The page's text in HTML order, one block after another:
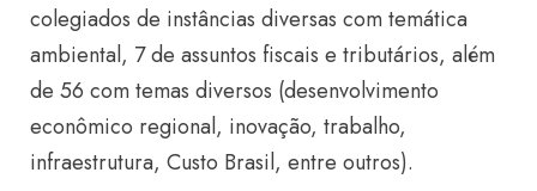
colegiados de instâncias diversas com temática
ambiental, 7 de assuntos fiscais e tributários, além
de 56 com temas diversos (desenvolvimento
econômico regional, inovação, trabalho,
infraestrutura, Custo Brasil, entre outros).